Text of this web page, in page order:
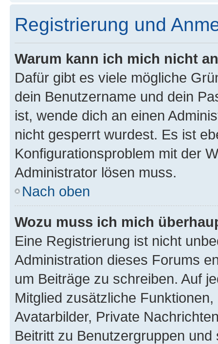
Registrierung und
Warum kann ich mich nicht
Dafür gibt es viele mögliche
dein Benutzername und dein
ist, wende dich an einen
nicht gesperrt wurdest. Es ist
Konfigurationsproblem mit der
Administrator lösen muss.
Nach oben
Wozu muss ich mich
Eine Registrierung ist nicht
Administration dieses Forums
um Beiträge zu schreiben. Auf
Mitglied zusätzliche
Avatarbilder, Private
Beitritt zu Benutzergruppen